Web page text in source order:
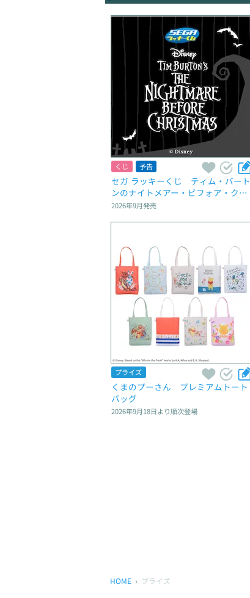
くじ 予告
セガ ラッキーくじ　ティム・バート
ンのナイトメアー・ビフォア・クリ
スマス
2026年9月発売
プライズ
くまのプーさん　プレミアムトート
バッグ
2026年9月18日より順次登場
HOME プライズ